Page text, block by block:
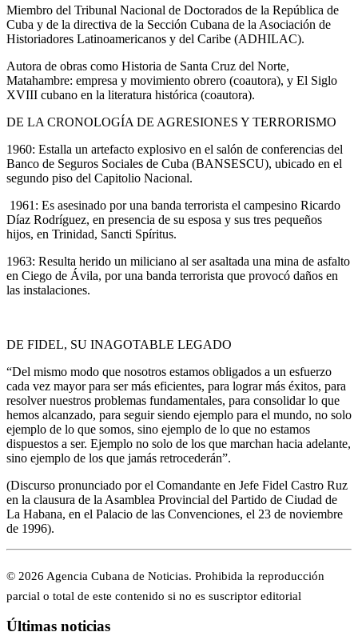
Miembro del Tribunal Nacional de Doctorados de la República de
Cuba y de la directiva de la Sección Cubana de la Asociación de
Historiadores Latinoamericanos y del Caribe (ADHILAC).
Autora de obras como Historia de Santa Cruz del Norte,
Matahambre: empresa y movimiento obrero (coautora), y El Siglo
XVIII cubano en la literatura histórica (coautora).
DE LA CRONOLOGÍA DE AGRESIONES Y TERRORISMO
1960: Estalla un artefacto explosivo en el salón de conferencias del
Banco de Seguros Sociales de Cuba (BANSESCU), ubicado en el
segundo piso del Capitolio Nacional.
1961: Es asesinado por una banda terrorista el campesino Ricardo
Díaz Rodríguez, en presencia de su esposa y sus tres pequeños
hijos, en Trinidad, Sancti Spíritus.
1963: Resulta herido un miliciano al ser asaltada una mina de asfalto
en Ciego de Ávila, por una banda terrorista que provocó daños en
las instalaciones.
DE FIDEL, SU INAGOTABLE LEGADO
“Del mismo modo que nosotros estamos obligados a un esfuerzo
cada vez mayor para ser más eficientes, para lograr más éxitos, para
resolver nuestros problemas fundamentales, para consolidar lo que
hemos alcanzado, para seguir siendo ejemplo para el mundo, no solo
ejemplo de lo que somos, sino ejemplo de lo que no estamos
dispuestos a ser. Ejemplo no solo de los que marchan hacia adelante,
sino ejemplo de los que jamás retrocederán”.
(Discurso pronunciado por el Comandante en Jefe Fidel Castro Ruz
en la clausura de la Asamblea Provincial del Partido de Ciudad de
La Habana, en el Palacio de las Convenciones, el 23 de noviembre
de 1996).
© 2026 Agencia Cubana de Noticias. Prohibida la reproducción
parcial o total de este contenido si no es suscriptor editorial
Últimas noticias